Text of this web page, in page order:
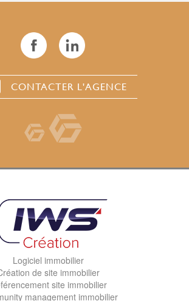
CONTACTER L'AGENCE
Logiciel immobilier
de site immobilier
site immobilier
management immobilier